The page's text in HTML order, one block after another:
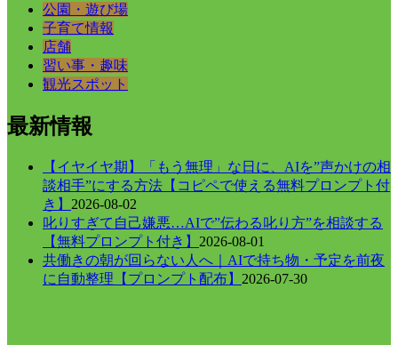
公園・遊び場
子育て情報
店舗
習い事・趣味
観光スポット
最新情報
【イヤイヤ期】「もう無理」な日に、AIを”声かけの相
談相手”にする方法【コピペで使える無料プロンプト付
き】 2026-08-02
叱りすぎて自己嫌悪…AIで”伝わる叱り方”を相談する
【無料プロンプト付き】 2026-08-01
共働きの朝が回らない人へ｜AIで持ち物・予定を前夜
に自動整理【プロンプト配布】 2026-07-30